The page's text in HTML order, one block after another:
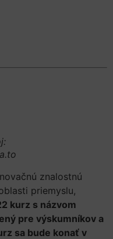
znalostnú
priemyslu,
kurz s názvom
pre výskumníkov a
sa bude konať v